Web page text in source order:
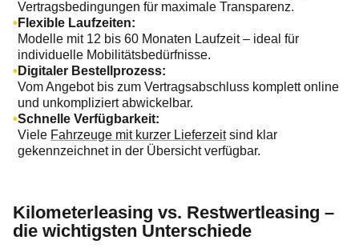
Vertragsbedingungen für maximale Transparenz.
Flexible Laufzeiten:
Modelle mit 12 bis 60 Monaten Laufzeit – ideal für
individuelle Mobilitätsbedürfnisse.
Digitaler Bestellprozess:
Vom Angebot bis zum Vertragsabschluss komplett online
und unkompliziert abwickelbar.
Schnelle Verfügbarkeit:
Viele Fahrzeuge mit kurzer Lieferzeitsind klar
gekennzeichnet in der Übersicht verfügbar.
Kilometerleasing vs. Restwertleasing –
die wichtigsten Unterschiede